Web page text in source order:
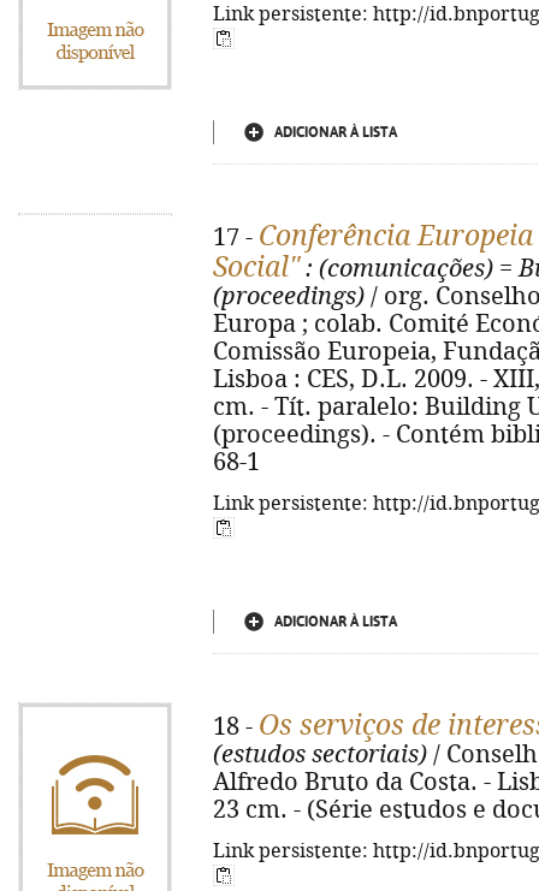
Link persistente: http://
ADICIONAR À LISTA
17 - Conferência
Social": (comunicações) =
(proceedings) / org.
Europa ; colab. Comité
Comissão Europeia,
Lisboa : CES, D.L. 2009. -
cm. - Tít. paralelo: Building
(proceedings). - Contém
68-1
Link persistente: http://
ADICIONAR À LISTA
18 - Os serviços de
(estudos sectoriais) /
Alfredo Bruto da Costa. -
23 cm. - (Série estudos e
Link persistente: http://